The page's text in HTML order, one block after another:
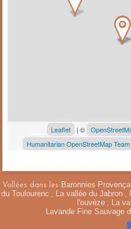
Leaflet | ©
Humanitarian OpenStreetMap Team
Vallées dans les Baronnies
du Toulourenc
La vallée du Jabron
l'ouvèze
La
Lavande Fine Sauvage